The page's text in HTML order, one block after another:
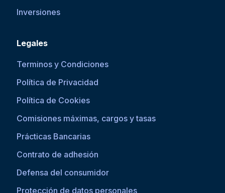
Inversiones
Legales
Terminos y Condiciones
Política de Privacidad
Política de Cookies
Comisiones máximas, cargos y tasas
Prácticas Bancarias
Contrato de adhesión
Defensa del consumidor
Protección de datos personales